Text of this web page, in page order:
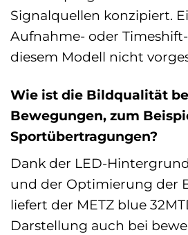
Signalquellen konzipiert.
Aufnahme- oder
diesem Modell nicht
Wie ist die Bildqualität
Bewegungen, zum
Sportübertragungen?
Dank der LED-
und der Optimierung der
liefert der METZ blue
Darstellung auch bei